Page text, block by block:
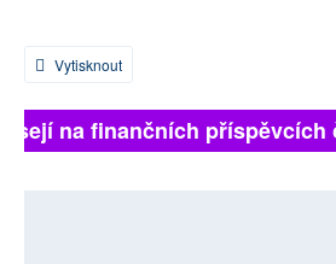
Vytisknout
na finančních příspěvcích